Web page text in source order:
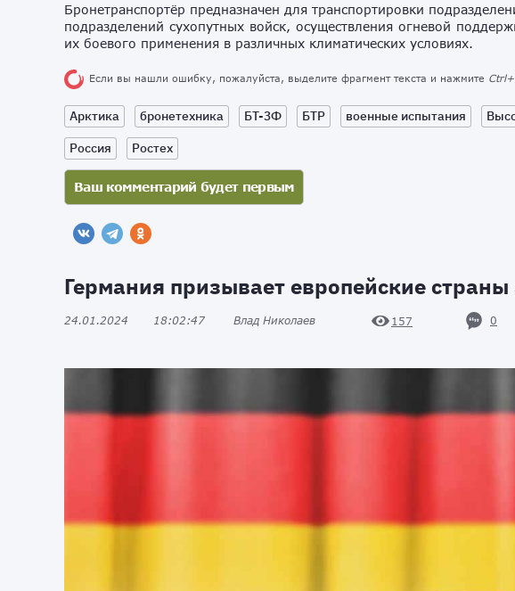
Бронетранспортёр предназначен для транспортировки
подразделений сухопутных войск, осуществления огневой
их боевого применения в различных климатических условиях.
Если вы нашли ошибку, пожалуйста, выделите фрагмент текста и нажмите
Арктика бронетехника БТ-3Ф БТР военные испытания
Россия
Ростех
Германия призывает европейские
24.01.2024 18:02:47 Влад Николаев 157 0